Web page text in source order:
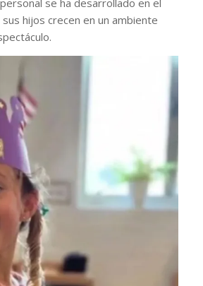
se ha desarrollado en el
hijos crecen en un ambiente